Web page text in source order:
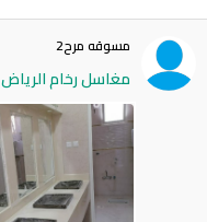
مسوقه مرح2
مغاسل رخام الرياض